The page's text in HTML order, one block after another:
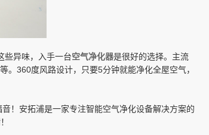
些异味，入手一台空气净化器是很好的选择。主流
360度风路设计，只要5分钟就能净化全屋空气，
！安拓浦是一家专注智能空气净化设备解决方案的